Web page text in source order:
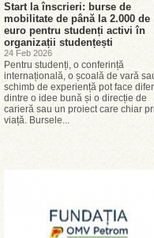
Start la înscrieri: burse de
mobilitate de până la 2.000 de
euro pentru studenți activi în
organizații studențești
24 Feb 2026
Pentru studenți, o conferință
internațională, o școală de vară
schimb de experiență pot face
dintre o idee bună și o direcție de
carieră sau un proiect care chiar
viață. Bursele...